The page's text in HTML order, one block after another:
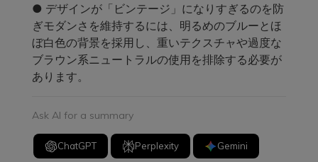
● デザインが「ビンテージ」になりすぎるのを防
ぎモダンさを維持するには、明るめのブルーとほ
ぼ白色の背景を採用し、重いテクスチャや過度な
ブラウン系ニュートラルの使用を排除する必要が
あります。
Ask AI for a summary
ChatGPT Perplexity Gemini